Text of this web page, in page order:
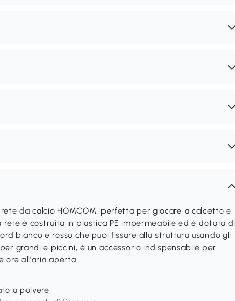
da calcio HOMCOM, perfetta per giocare a calcetto e
rete è costruita in plastica PE impermeabile ed è dotata di
bianco e rosso che puoi fissare alla struttura usando gli
grandi e piccini, è un accessorio indispensabile per
ore all'aria aperta.
a polvere